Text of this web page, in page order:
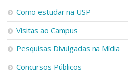
Outros serviços
Comunicação
Aplicativos e Sites
Jornal da USP
Como estudar na USP
Visitas ao Campus
Pesquisas Divulgadas na Mídia
Concursos Públicos